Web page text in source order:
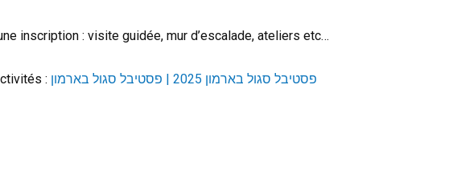
inscription : visite guidée, mur d’escalade, ateliers etc…
: פסטיבל סגול בארמון 2025 | פסטיבל סגול בארמון